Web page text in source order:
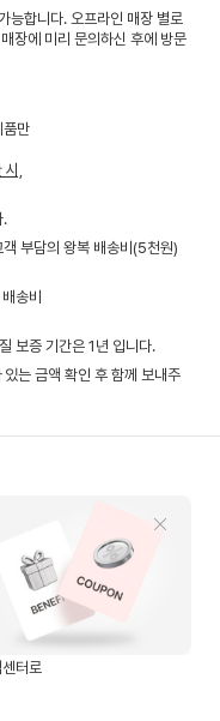
능합니다. 오프라인 매장 별로
장에 미리 문의하신 후에 방문
만
,
.
부담의 왕복 배송비(5천원)
송비
보증 기간은 1년 입니다.
는 금액 확인 후 함께 보내주
문취소 (주문취소 후 실출고
후 상품불량일시 교환 및 반품
드시 확인해 주시기 바랍니다.
터로